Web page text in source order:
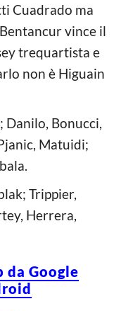
Cuadrado ma
vince il
trequartista e
non è Higuain
Danilo, Bonucci,
Matuidi;
Trippier,
Herrera,
da Google